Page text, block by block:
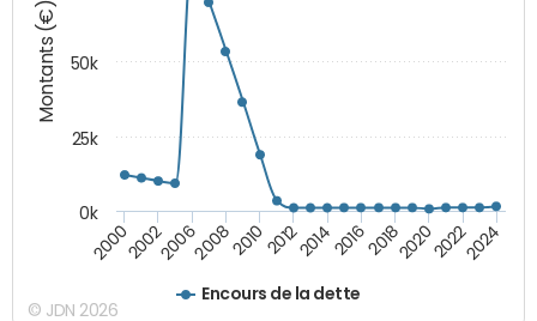
Montants (€)
Encours de la dette
200020022006200820102012201420162018202020222024
0k
25k
50k
© JDN 2026